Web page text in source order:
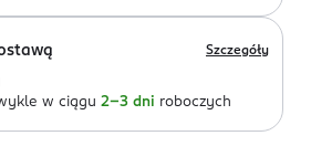
Szczegóły
w ciągu 2-3 dni roboczych